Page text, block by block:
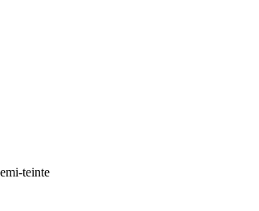
teinte